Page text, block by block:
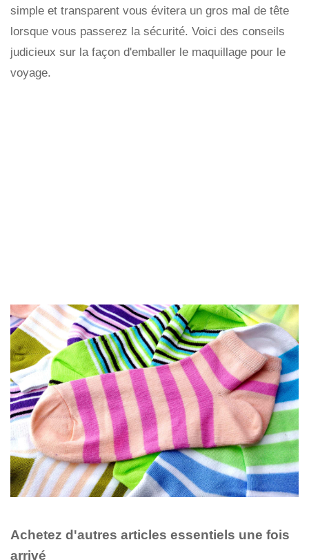
simple et transparent vous évitera un gros mal de tête
lorsque vous passerez la sécurité. Voici des conseils
judicieux sur la façon d'emballer le maquillage pour le
voyage.
Achetez d'autres articles essentiels une fois
arrivé